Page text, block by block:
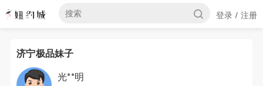
登录 / 注册
济宁极品妹子
光**明